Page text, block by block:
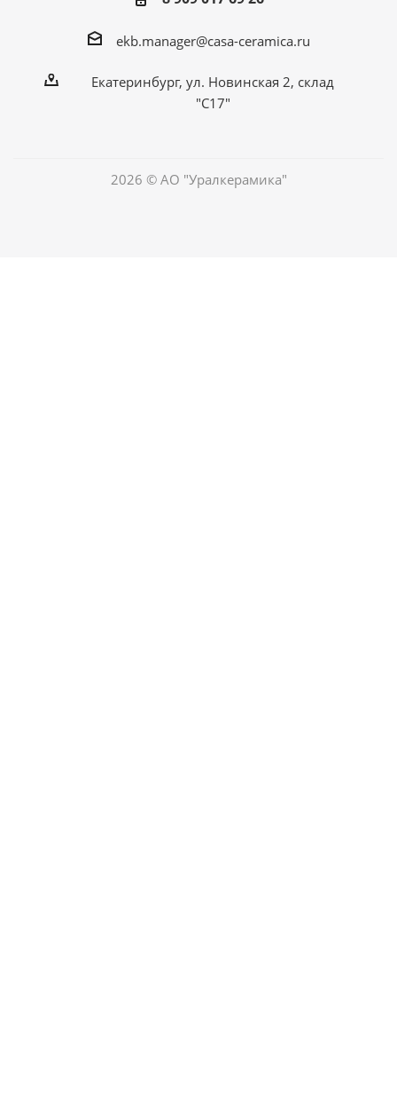
ekb.manager@casa-ceramica.ru
Екатеринбург, ул. Новинская 2, склад
"С17"
2026 © АО "Уралкерамика"